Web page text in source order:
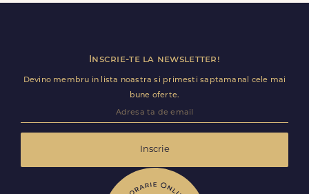
Florile sunt livrate rapid, direct de curierii nostri proprii.
Inscrie-te la newsletter!
Devino membru in lista noastra si primesti saptamanal cele mai
bune oferte.
Inscrie